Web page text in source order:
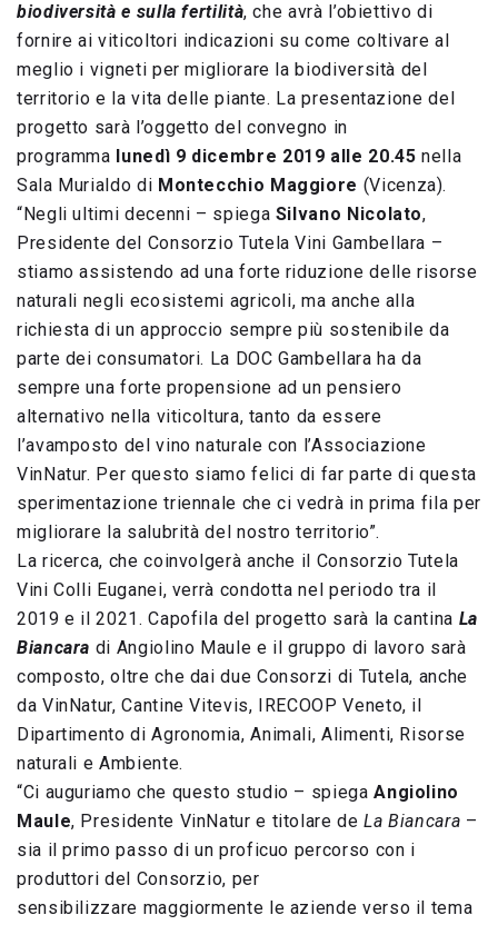
biodiversità e sulla fertilità, che avrà l’obiettivo di
fornire ai viticoltori indicazioni su come coltivare al
meglio i vigneti per migliorare la biodiversità del
territorio e la vita delle piante. La presentazione del
progetto sarà l’oggetto del convegno in
programma lunedì 9 dicembre 2019 alle 20.45 nella
Sala Murialdo di Montecchio Maggiore (Vicenza).
“Negli ultimi decenni – spiega Silvano Nicolato,
Presidente del Consorzio Tutela Vini Gambellara –
stiamo assistendo ad una forte riduzione delle risorse
naturali negli ecosistemi agricoli, ma anche alla
richiesta di un approccio sempre più sostenibile da
parte dei consumatori. La DOC Gambellara ha da
sempre una forte propensione ad un pensiero
alternativo nella viticoltura, tanto da essere
l’avamposto del vino naturale con l’Associazione
VinNatur. Per questo siamo felici di far parte di questa
sperimentazione triennale che ci vedrà in prima fila per
migliorare la salubrità del nostro territorio”.
La ricerca, che coinvolgerà anche il Consorzio Tutela
Vini Colli Euganei, verrà condotta nel periodo tra il
2019 e il 2021. Capofila del progetto sarà la cantina La
Biancara di Angiolino Maule e il gruppo di lavoro sarà
composto, oltre che dai due Consorzi di Tutela, anche
da VinNatur, Cantine Vitevis, IRECOOP Veneto, il
Dipartimento di Agronomia, Animali, Alimenti, Risorse
naturali e Ambiente.
“Ci auguriamo che questo studio – spiegaAngiolino
Maule, Presidente VinNatur e titolare deLa Biancara –
sia il primo passo di un proficuo percorso con i
produttori del Consorzio, per
sensibilizzare maggiormente le aziende verso il tema